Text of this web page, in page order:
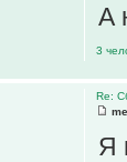
А
3
Re:
Я